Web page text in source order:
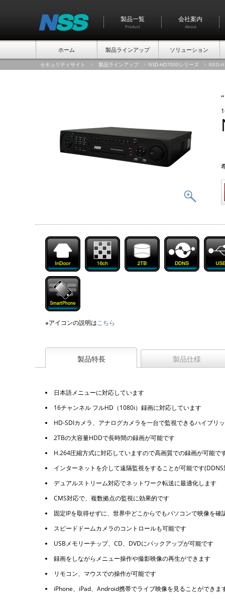
製品一覧
Product
会社案内
About
ホーム 製品ラインアップ ソリューション
セキュリティサイト > 製品ラインアップ > NSD-HD7000シリーズ > NSD-
“
※アイコンの説明はこちら
製品特長 製品仕様
日本語メニューに対応しています
16チャンネル フルHD（1080i）録画に対応しています
HD-SDIカメラ、アナログカメラを一台で監視できるハイブリ
2TBの大容量HDDで長時間の録画が可能です
H.264圧縮方式に対応していますので高画質での録画が可能で
インターネットを介して遠隔監視をすることが可能です
デュアルストリーム対応でネットワーク転送に最適化します
CMS対応で、複数拠点の監視に効果的です
固定IPを取得せずに、世界中どこからでもパソコンで映像を確
スピードドームカメラのコントロールも可能です
USBメモリーチップ、CD、DVDにバックアップが可能です
録画をしながらメニュー操作や撮影映像の再生ができます
リモコン、マウスでの操作が可能です
iPhone、iPad、Android携帯でライブ映像を見ることができま